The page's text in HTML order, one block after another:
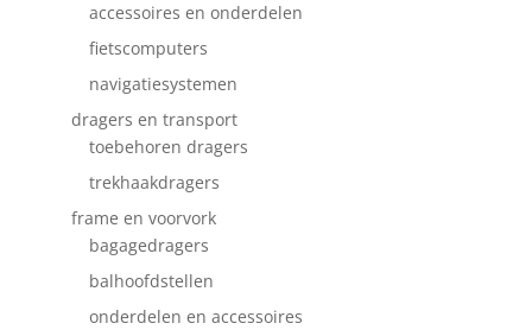
accessoires en onderdelen
fietscomputers
navigatiesystemen
dragers en transport
toebehoren dragers
trekhaakdragers
frame en voorvork
bagagedragers
balhoofdstellen
onderdelen en accessoires